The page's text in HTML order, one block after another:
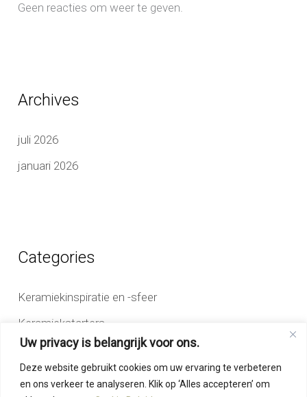
Uw privacy is belangrijk voor ons.
Deze website gebruikt cookies om uw ervaring te verbeteren
en ons verkeer te analyseren. Klik op ‘Alles accepteren’ om
Geen reacties om weer te geven.
Archives
juli 2026
januari 2026
Categories
Keramiekinspiratie en -sfeer
Keramiekstarters
Keramiektips en -weetjes
Keramiekworkshop